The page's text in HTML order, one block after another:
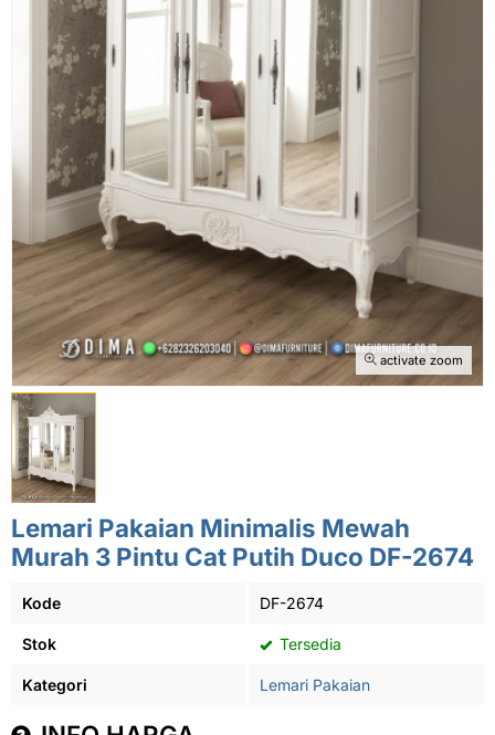
activate zoom
Lemari Pakaian Minimalis Mewah
Murah 3 Pintu Cat Putih Duco DF-2674
Kode DF-2674
Stok Tersedia
Kategori Lemari Pakaian